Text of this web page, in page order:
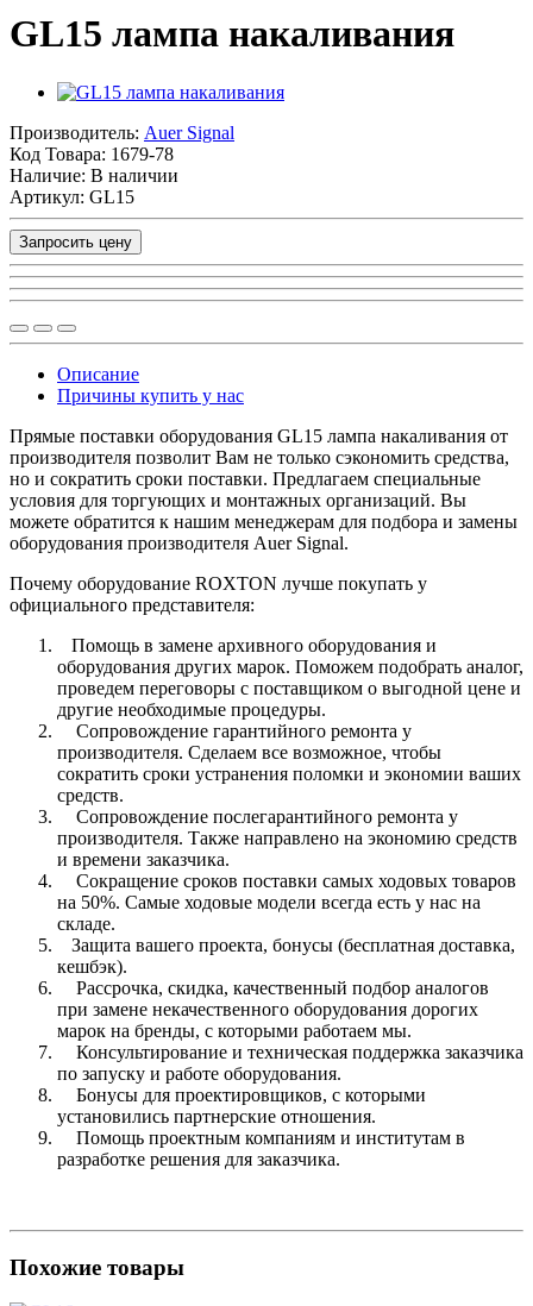
GL15 лампа накаливания
Производитель: Auer Signal
Код Товара: 1679-78
Наличие: В наличии
Артикул: GL15
Запросить цену
Описание
Причины купить у нас
Прямые поставки оборудования GL15 лампа накаливания от
производителя позволит Вам не только сэкономить средства,
но и сократить сроки поставки. Предлагаем специальные
условия для торгующих и монтажных организаций. Вы
можете обратится к нашим менеджерам для подбора и замены
оборудования производителя Auer Signal.
Почему оборудование ROXTON лучше покупать у
официального представителя:
Помощь в замене архивного оборудования и
оборудования других марок. Поможем подобрать аналог,
проведем переговоры с поставщиком о выгодной цене и
другие необходимые процедуры.
Сопровождение гарантийного ремонта у
производителя. Сделаем все возможное, чтобы
сократить сроки устранения поломки и экономии ваших
средств.
Сопровождение послегарантийного ремонта у
производителя. Также направлено на экономию средств
и времени заказчика.
Сокращение сроков поставки самых ходовых товаров
на 50%. Самые ходовые модели всегда есть у нас на
складе.
Защита вашего проекта, бонусы (бесплатная доставка,
кешбэк).
Рассрочка, скидка, качественный подбор аналогов
при замене некачественного оборудования дорогих
марок на бренды, с которыми работаем мы.
Консультирование и техническая поддержка заказчика
по запуску и работе оборудования.
Бонусы для проектировщиков, с которыми
установились партнерские отношения.
Помощь проектным компаниям и институтам в
разработке решения для заказчика.
Похожие товары